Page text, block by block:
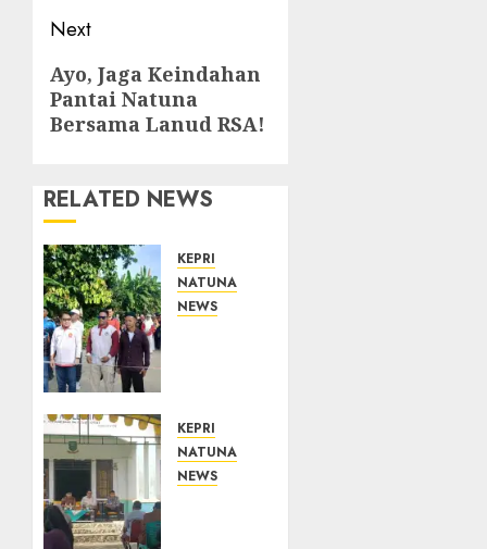
Next
Next
post:
Ayo, Jaga Keindahan
Pantai Natuna
Bersama Lanud RSA!
RELATED NEWS
KEPRI
NATUNA
NEWS
Selading,
Marzuki
Ajak
KEPRI
NATUNA
NEWS